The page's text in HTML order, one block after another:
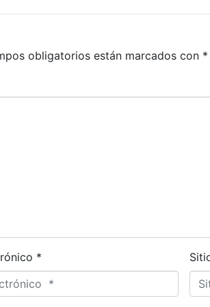
obligatorios están marcados con *
*